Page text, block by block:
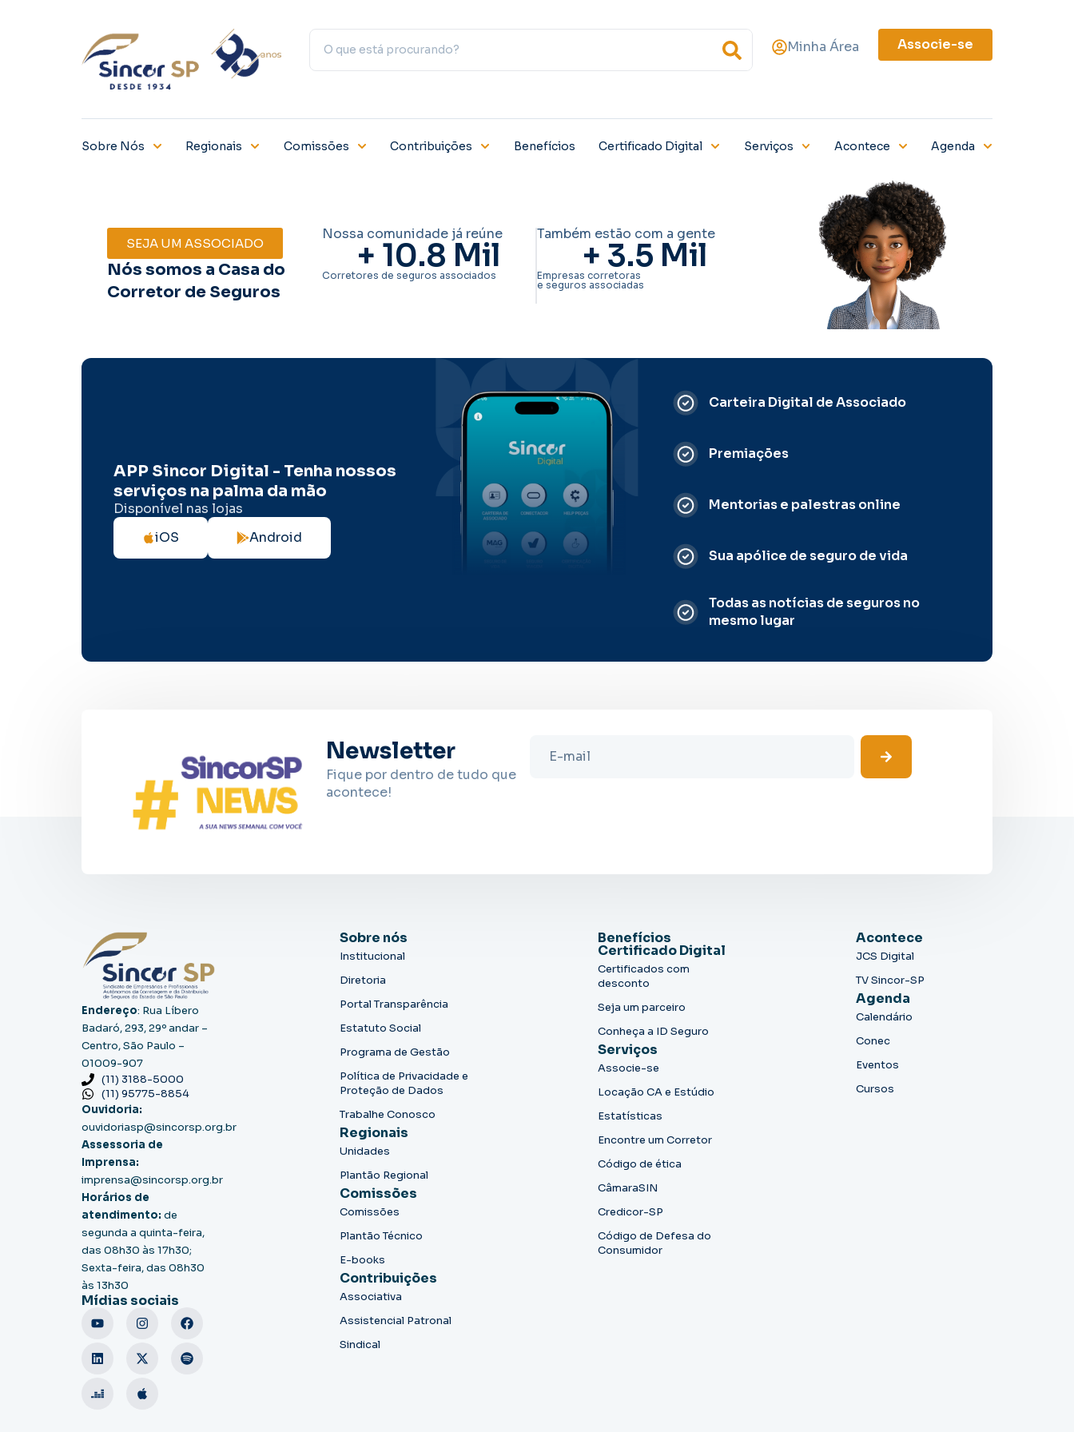
Minha Área Associe-se
Sobre Nós Regionais Comissões Contribuições Benefícios Certificado Digital Serviços Acontece Agenda
SEJA UM ASSOCIADO
Nós somos a Casa do
Corretor de Seguros
Nossa comunidade já reúne
+ 10.8 Mil
Corretores de seguros associados
Também estão com a gente
+ 3.5 Mil
Empresas corretoras
e seguros associadas
APP Sincor Digital - Tenha nossos
serviços na palma da mão
Disponível nas lojas
iOS
Android
Carteira Digital de Associado
Premiações
Mentorias e palestras online
Sua apólice de seguro de vida
Todas as notícias de seguros no
mesmo lugar
Newsletter
Fique por dentro de tudo que
acontece!
Endereço: Rua Líbero
Badaró, 293, 29º andar –
Centro, São Paulo –
01009-907
(11) 3188-5000
(11) 95775-8854
Ouvidoria:
ouvidoriasp@sincorsp.org.br
Assessoria de
Imprensa:
imprensa@sincorsp.org.br
Horários de
atendimento: de
segunda a quinta-feira,
das 08h30 às 17h30;
Sexta-feira, das 08h30
às 13h30
Mídias sociais
Sobre nós
Institucional
Diretoria
Portal Transparência
Estatuto Social
Programa de Gestão
Política de Privacidade e
Proteção de Dados
Trabalhe Conosco
Regionais
Unidades
Plantão Regional
Comissões
Comissões
Plantão Técnico
E-books
Contribuições
Associativa
Assistencial Patronal
Sindical
Benefícios
Certificado Digital
Certificados com
desconto
Seja um parceiro
Conheça a ID Seguro
Serviços
Associe-se
Locação CA e Estúdio
Estatísticas
Encontre um Corretor
Código de ética
CâmaraSIN
Credicor-SP
Código de Defesa do
Consumidor
Acontece
JCS Digital
TV Sincor-SP
Agenda
Calendário
Conec
Eventos
Cursos